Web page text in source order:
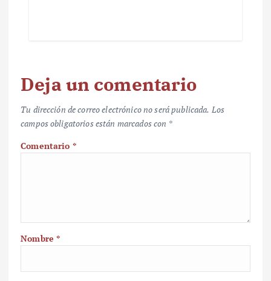
Deja un comentario
Tu dirección de correo electrónico no será publicada. Los
campos obligatorios están marcados con *
Comentario *
Nombre*